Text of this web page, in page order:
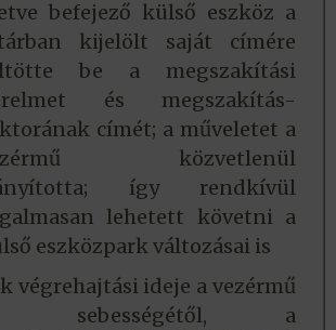
befejező külső eszköz a
kijelölt saját címére
be a megszakítási
és megszakítás-
címét; a műveletet a
közvetlenül
így rendkívül
lehetett követni a
eszközpark változásai is
végrehajtási ideje a vezérmű
sebességétől, a